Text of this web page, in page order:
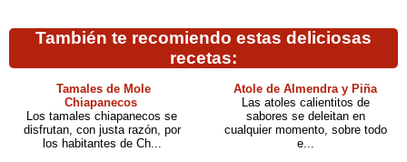
También te recomiendo estas deliciosas
recetas:
Tamales de Mole
Chiapanecos
Los tamales chiapanecos se
disfrutan, con justa razón, por
los habitantes de Ch...
Atole de Almendra y Piña
Las atoles calientitos de
sabores se deleitan en
cualquier momento, sobre todo
e...